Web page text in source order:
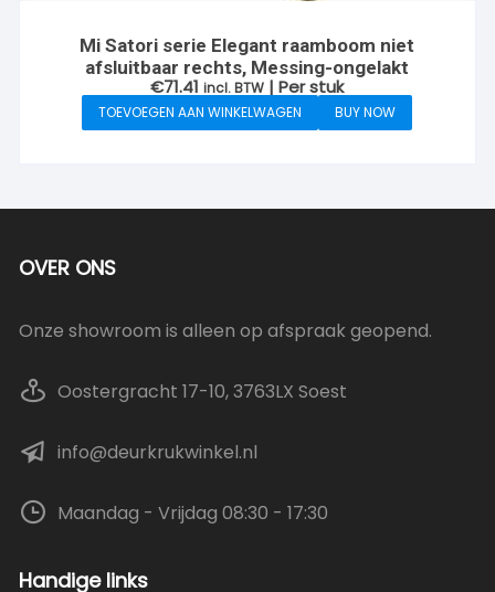
Mi Satori serie Elegant raamboom niet
afsluitbaar rechts, Messing-ongelakt
€71.41 incl. BTW | Per stuk
TOEVOEGEN AAN WINKELWAGEN BUY NOW
OVER ONS
Onze showroom is alleen op afspraak geopend.
Oostergracht 17-10, 3763LX Soest
info@deurkrukwinkel.nl
Maandag - Vrijdag 08:30 - 17:30
Handige links